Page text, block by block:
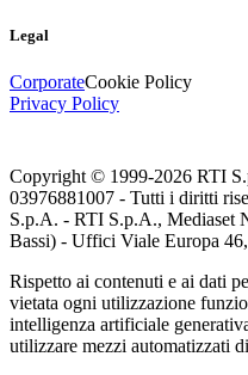
Legal
CorporateCookie Policy
Privacy Policy
Copyright © 1999-2026 RTI
03976881007 - Tutti i diritti
S.p.A. - RTI S.p.A., Mediaset
Bassi) - Uffici Viale Europa
Rispetto ai contenuti e ai dati
vietata ogni utilizzazione
intelligenza artificiale
utilizzare mezzi automatizzati